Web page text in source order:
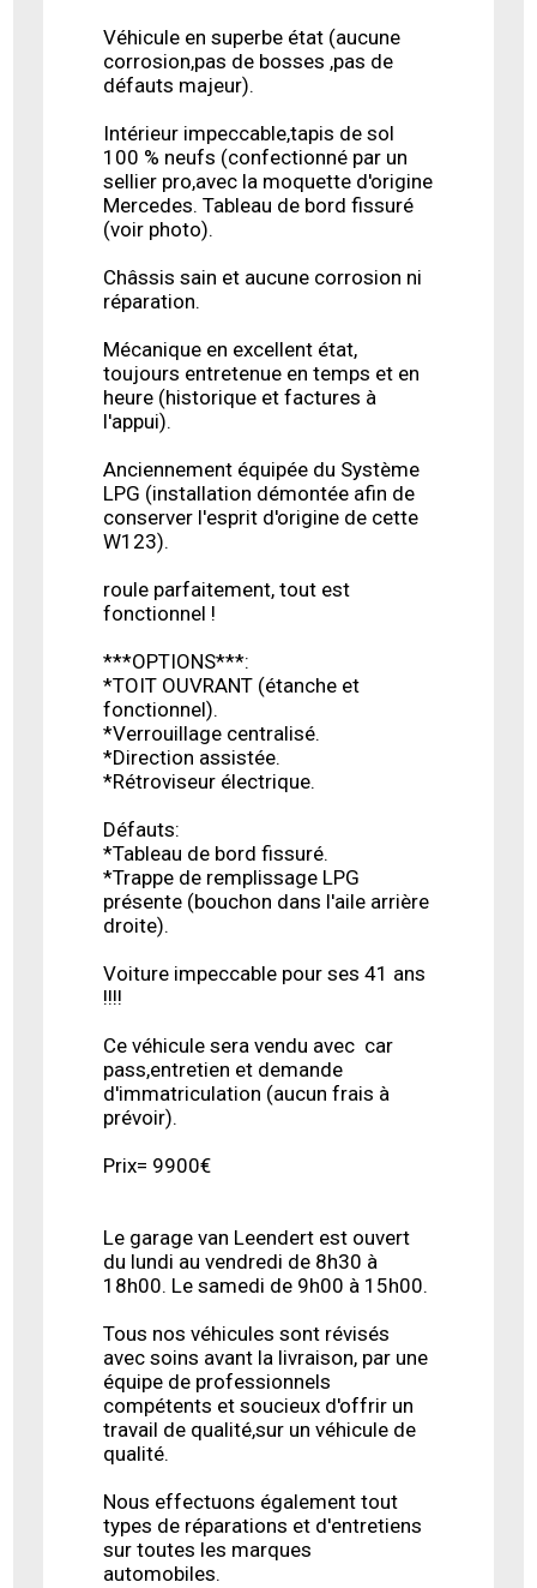
Véhicule en superbe état (aucune
corrosion,pas de bosses ,pas de
défauts majeur).
Intérieur impeccable,tapis de sol
100 % neufs (confectionné par un
sellier pro,avec la moquette d'origine
Mercedes. Tableau de bord fissuré
(voir photo).
Châssis sain et aucune corrosion ni
réparation.
Mécanique en excellent état,
toujours entretenue en temps et en
heure (historique et factures à
l'appui).
Anciennement équipée du Système
LPG (installation démontée afin de
conserver l'esprit d'origine de cette
W123).
roule parfaitement, tout est
fonctionnel !
***OPTIONS***:
*TOIT OUVRANT (étanche et
fonctionnel).
*Verrouillage centralisé.
*Direction assistée.
*Rétroviseur électrique.
Défauts:
*Tableau de bord fissuré.
*Trappe de remplissage LPG
présente (bouchon dans l'aile arrière
droite).
Voiture impeccable pour ses 41 ans
!!!!
Ce véhicule sera vendu avec car
pass,entretien et demande
d'immatriculation (aucun frais à
prévoir).
Prix= 9900€
Le garage van Leendert est ouvert
du lundi au vendredi de 8h30 à
18h00. Le samedi de 9h00 à 15h00.
Tous nos véhicules sont révisés
avec soins avant la livraison, par une
équipe de professionnels
compétents et soucieux d'offrir un
travail de qualité,sur un véhicule de
qualité.
Nous effectuons également tout
types de réparations et d'entretiens
sur toutes les marques
automobiles.